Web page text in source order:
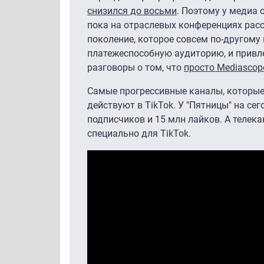
снизился до восьми. Поэтому у медиа
пока на отраслевых конференциях
поколение, которое совсем по-
платежеспособную аудиторию, и
разговоры о том, что просто
Самые прогрессивные каналы,
действуют в TikTok. У "Пятницы" на
подписчиков и 15 млн лайков. А
специально для TikTok.